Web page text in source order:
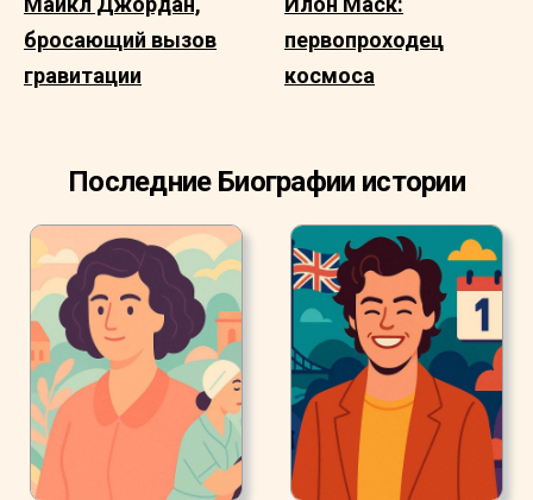
бросающий вызов
гравитации
первопроходец
космоса
Последние Биографии истории